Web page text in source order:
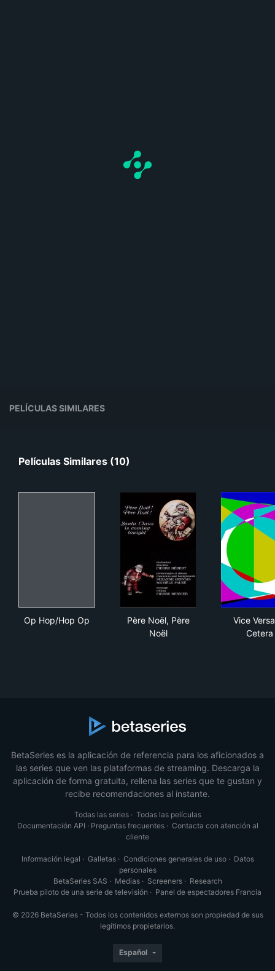
PELÍCULAS SIMILARES
Películas Similares (10)
Op Hop/Hop Op
Père Noël, Père
Noël
Vice
Cetera
BetaSeries es la aplicación de referencia para los aficionados a
las series que ven las plataformas de streaming. Descarga la
aplicación de forma gratuita, rellena las series que te gustan y
recibe recomendaciones al instante.
Todas las series· Todas las películas
Documentación API · Preguntas frecuentes· Contacta con atención al
cliente
Información legal · Galletas· Condiciones generales de uso· Datos
personales
BetaSeries SAS · Medias· Screeners· Research
Prueba piloto de una serie de televisión · Panel de espectadores Francia
© 2026 BetaSeries - Todos los contenidos externos son propiedad de sus
legítimos propietarios.
Español